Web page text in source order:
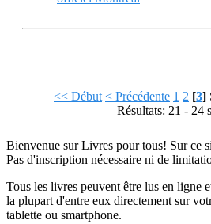
<< Début < Précédente 1 2 [3]
Résultats: 21 - 24
Bienvenue sur Livres pour tous! Sur ce
Pas d'inscription nécessaire ni de
Tous les livres peuvent être lus en ligne
la plupart d'entre eux directement sur
tablette ou smartphone.